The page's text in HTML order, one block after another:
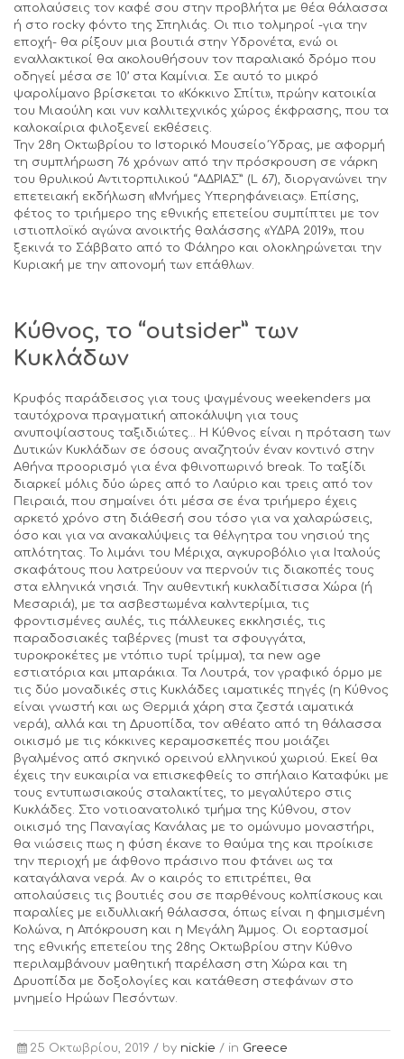
απολαύσεις τον καφέ σου στην προβλήτα με θέα θάλασσα
ή στο rocky φόντο της Σπηλιάς. Οι πιο τολμηροί -για την
εποχή- θα ρίξουν μια βουτιά στην Υδρονέτα, ενώ οι
εναλλακτικοί θα ακολουθήσουν τον παραλιακό δρόμο που
οδηγεί μέσα σε 10’ στα Καμίνια. Σε αυτό το μικρό
ψαρολίμανο βρίσκεται το «Κόκκινο Σπίτι», πρώην κατοικία
του Μιαούλη και νυν καλλιτεχνικός χώρος έκφρασης, που τα
καλοκαίρια φιλοξενεί εκθέσεις.
Την 28η Οκτωβρίου το Ιστορικό Μουσείο Ύδρας, με αφορμή
τη συμπλήρωση 76 χρόνων από την πρόσκρουση σε νάρκη
του θρυλικού Αντιτορπιλικού “ΑΔΡΙΑΣ” (L 67), διοργανώνει την
επετειακή εκδήλωση «Μνήμες Υπερηφάνειας». Επίσης,
φέτος το τριήμερο της εθνικής επετείου συμπίπτει με τον
ιστιοπλοϊκό αγώνα ανοικτής θαλάσσης «ΥΔΡΑ 2019», που
ξεκινά το Σάββατο από το Φάληρο και ολοκληρώνεται την
Κυριακή με την απονομή των επάθλων.
Κύθνος, το “outsider” των
Κυκλάδων
Κρυφός παράδεισος για τους ψαγμένους weekenders μα
ταυτόχρονα πραγματική αποκάλυψη για τους
ανυποψίαστους ταξιδιώτες… Η Κύθνος είναι η πρόταση των
Δυτικών Κυκλάδων σε όσους αναζητούν έναν κοντινό στην
Αθήνα προορισμό για ένα φθινοπωρινό break. Το ταξίδι
διαρκεί μόλις δύο ώρες από το Λαύριο και τρεις από τον
Πειραιά, που σημαίνει ότι μέσα σε ένα τριήμερο έχεις
αρκετό χρόνο στη διάθεσή σου τόσο για να χαλαρώσεις,
όσο και για να ανακαλύψεις τα θέλγητρα του νησιού της
απλότητας. Το λιμάνι του Μέριχα, αγκυροβόλιο για Ιταλούς
σκαφάτους που λατρεύουν να περνούν τις διακοπές τους
στα ελληνικά νησιά. Την αυθεντική κυκλαδίτισσα Χώρα (ή
Μεσαριά), με τα ασβεστωμένα καλντερίμια, τις
φροντισμένες αυλές, τις πάλλευκες εκκλησιές, τις
παραδοσιακές ταβέρνες (must τα σφουγγάτα,
τυροκροκέτες με ντόπιο τυρί τρίμμα), τα new age
εστιατόρια και μπαράκια. Τα Λουτρά, τον γραφικό όρμο με
τις δύο μοναδικές στις Κυκλάδες ιαματικές πηγές (η Κύθνος
είναι γνωστή και ως Θερμιά χάρη στα ζεστά ιαματικά
νερά), αλλά και τη Δρυοπίδα, τον αθέατο από τη θάλασσα
οικισμό με τις κόκκινες κεραμοσκεπές που μοιάζει
βγαλμένος από σκηνικό ορεινού ελληνικού χωριού. Εκεί θα
έχεις την ευκαιρία να επισκεφθείς το σπήλαιο Καταφύκι με
τους εντυπωσιακούς σταλακτίτες, το μεγαλύτερο στις
Κυκλάδες. Στο νοτιοανατολικό τμήμα της Κύθνου, στον
οικισμό της Παναγίας Κανάλας με το ομώνυμο μοναστήρι,
θα νιώσεις πως η φύση έκανε το θαύμα της και προίκισε
την περιοχή με άφθονο πράσινο που φτάνει ως τα
καταγάλανα νερά. Αν ο καιρός το επιτρέπει, θα
απολαύσεις τις βουτιές σου σε παρθένους κολπίσκους και
παραλίες με ειδυλλιακή θάλασσα, όπως είναι η φημισμένη
Κολώνα, η Απόκρουση και η Μεγάλη Άμμος. Οι εορτασμοί
της εθνικής επετείου της 28ης Οκτωβρίου στην Κύθνο
περιλαμβάνουν μαθητική παρέλαση στη Χώρα και τη
Δρυοπίδα με δοξολογίες και κατάθεση στεφάνων στο
μνημείο Ηρώων Πεσόντων.
25 Οκτωβρίου, 2019 / by nickie / in Greece